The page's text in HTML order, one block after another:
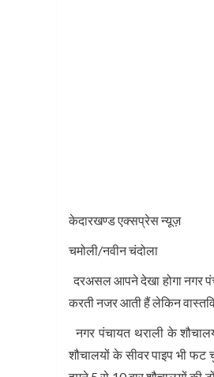
केदारखण्ड एक्सप्रेस न्यूज़
चमोली/नवीन चंदोला
दरअसल आपने देखा होगा नगर
करती नजर आती हैं लेकिन
नगर पंचायत थराली के
शौचालयों के सीवर पाइप भी